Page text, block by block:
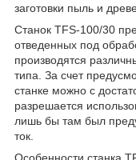
заготовки пыль и
Станок TFS-100/30
отведенных под
производятся
типа. За счет
станке можно с
разрешается
лишь бы там был
ток.